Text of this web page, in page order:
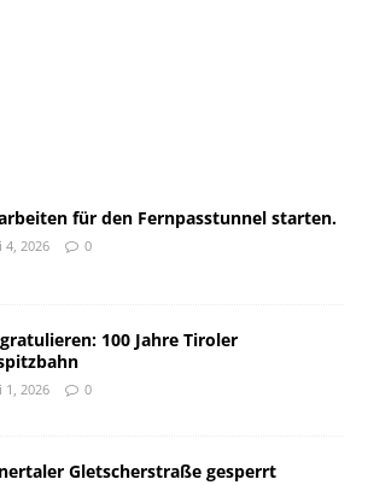
für den Fernpasstunnel starten.
4, 2026 0
100 Jahre Tiroler
1, 2026 0
Gletscherstraße gesperrt